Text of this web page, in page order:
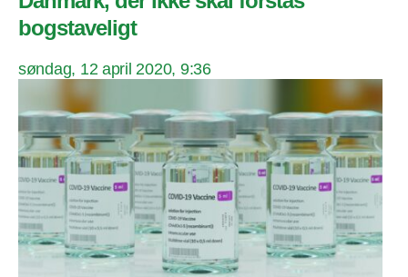
bogstaveligt
søndag, 12 april 2020, 9:36